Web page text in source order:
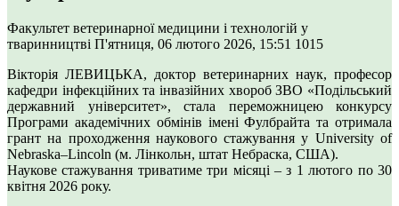
Факультет ветеринарної медицини і технологій у
тваринництві П'ятниця, 06 лютого 2026, 15:51 1015
Вікторія ЛЕВИЦЬКА, доктор ветеринарних наук, професор
кафедри інфекційних та інвазійних хвороб ЗВО «Подільський
державний університет», стала переможницею конкурсу
Програми академічних обмінів імені Фулбрайта та отримала
грант на проходження наукового стажування у University of
Nebraska–Lincoln (м. Лінкольн, штат Небраска, США).
Наукове стажування триватиме три місяці – з 1 лютого по 30
квітня 2026 року.